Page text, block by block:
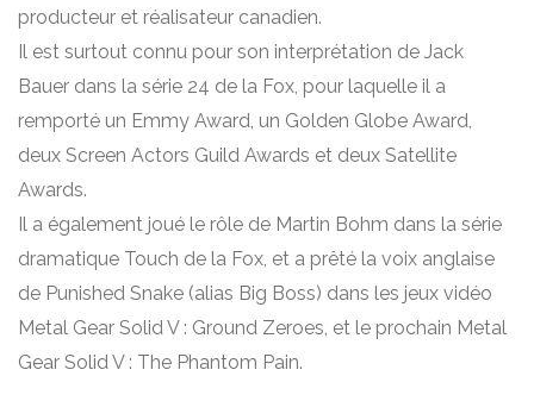
producteur et réalisateur canadien.
Il est surtout connu pour son interprétation de Jack
Bauer dans la série 24 de la Fox, pour laquelle il a
remporté un Emmy Award, un Golden Globe Award,
deux Screen Actors Guild Awards et deux Satellite
Awards.
Il a également joué le rôle de Martin Bohm dans la série
dramatique Touch de la Fox, et a prêté la voix anglaise
de Punished Snake (alias Big Boss) dans les jeux vidéo
Metal Gear Solid V : Ground Zeroes, et le prochain Metal
Gear Solid V : The Phantom Pain.